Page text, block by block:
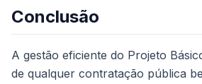
Conclusão
A gestão eficiente do Projeto
de qualquer contratação pública